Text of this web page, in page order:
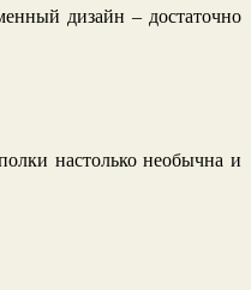
дизайн – достаточно
настолько необычна и